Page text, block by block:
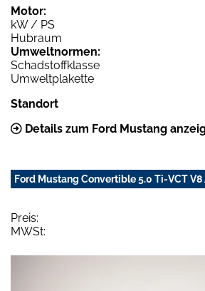
Motor:
kW / PS
Hubraum
Umweltnormen:
Schadstoffklasse
Umweltplakette
Standort
Details zum Ford Mustang
Ford Mustang Convertible 5.0 Ti-VCT V8
Preis:
MWSt: